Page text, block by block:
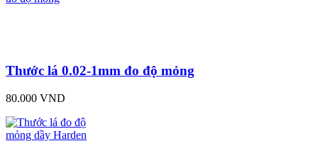
Thước lá 0.02-1mm đo độ mỏng
80.000 VND